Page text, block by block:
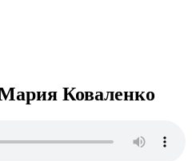
Коваленко